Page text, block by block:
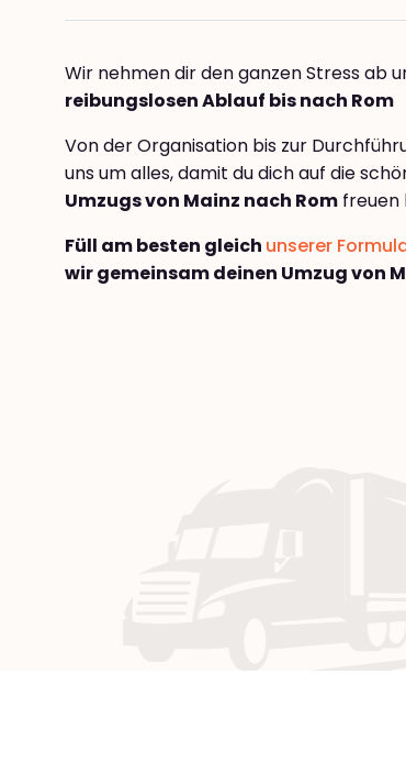
Wir nehmen dir den ganzen Stress ab
reibungslosen Ablauf bis nach Rom
Von der Organisation bis zur
uns um alles, damit du dich auf die
Umzugs von Mainz nach Rom freuen
Füll am besten gleich unserer
wir gemeinsam deinen Umzug von